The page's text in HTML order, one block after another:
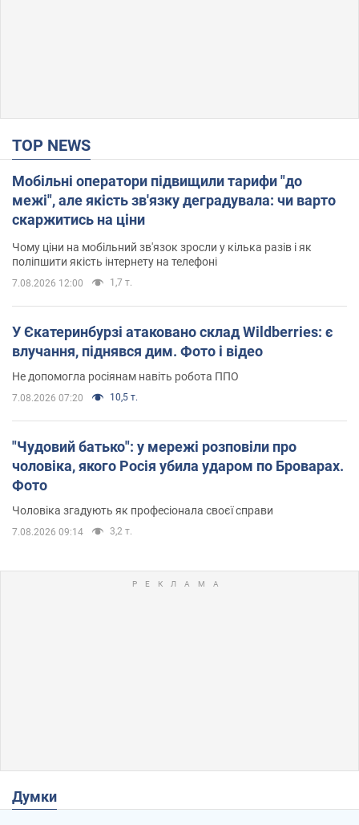
TOP NEWS
Мобільні оператори підвищили тарифи "до
межі", але якість зв'язку деградувала: чи варто
скаржитись на ціни
Чому ціни на мобільний зв'язок зросли у кілька разів і як
поліпшити якість інтернету на телефоні
7.08.2026 12:00 1,7 т.
У Єкатеринбурзі атаковано склад Wildberries: є
влучання, піднявся дим. Фото і відео
Не допомогла росіянам навіть робота ППО
7.08.2026 07:20 10,5 т.
"Чудовий батько": у мережі розповіли про
чоловіка, якого Росія убила ударом по Броварах.
Фото
Чоловіка згадують як професіонала своєї справи
7.08.2026 09:14 3,2 т.
Думки